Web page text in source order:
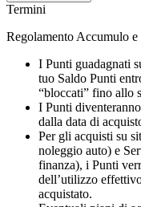
Termini
Regolamento Accumulo
I Punti guadagnati
tuo Saldo Punti
“bloccati” fino allo
I Punti
dalla data di
Per gli acquisti su
noleggio auto) e
finanza), i Punti
dell’utilizzo
acquistato.